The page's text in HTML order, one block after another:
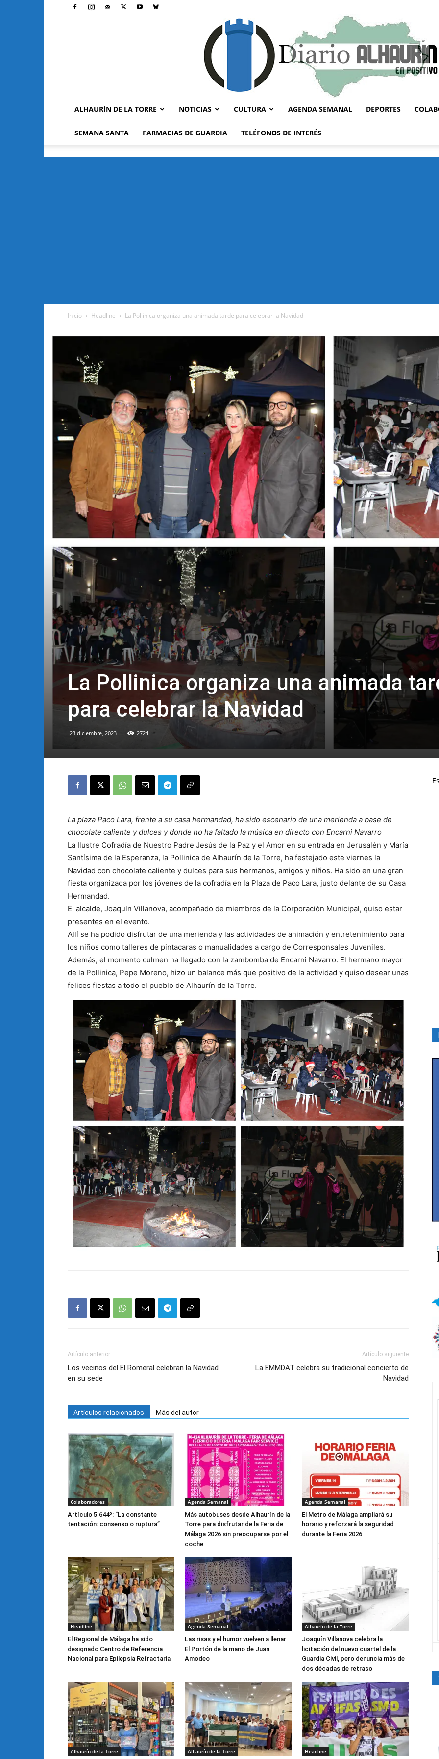
ALHAURÍN DE LA TORRE NOTICIAS CULTURA AGENDA SEMANAL DEPORTES
SEMANA SANTA FARMACIAS DE GUARDIA TELÉFONOS DE INTERÉS
Inicio Headline La Pollinica organiza una animada tarde para celebrar la Navidad
La Pollinica organiza una animada
para celebrar la Navidad
23 diciembre, 2023 2724
La plaza Paco Lara, frente a su casa hermandad, ha sido escenario de una merienda a base de
chocolate caliente y dulces y donde no ha faltado la música en directo con Encarni Navarro
La Ilustre Cofradía de Nuestro Padre Jesús de la Paz y el Amor en su entrada en Jerusalén y María
Santísima de la Esperanza, la Pollinica de Alhaurín de la Torre, ha festejado este viernes la
Navidad con chocolate caliente y dulces para sus hermanos, amigos y niños. Ha sido en una gran
fiesta organizada por los jóvenes de la cofradía en la Plaza de Paco Lara, justo delante de su Casa
Hermandad.
El alcalde, Joaquín Villanova, acompañado de miembros de la Corporación Municipal, quiso estar
presentes en el evento.
Allí se ha podido disfrutar de una merienda y las actividades de animación y entretenimiento para
los niños como talleres de pintacaras o manualidades a cargo de Corresponsales Juveniles.
Además, el momento culmen ha llegado con la zambomba de Encarni Navarro. El hermano mayor
de la Pollinica, Pepe Moreno, hizo un balance más que positivo de la actividad y quiso desear unas
felices fiestas a todo el pueblo de Alhaurín de la Torre.
Artículo anterior
Los vecinos del El Romeral celebran la Navidad
en su sede
Artículo siguiente
La EMMDAT celebra su tradicional concierto de
Navidad
Artículos relacionados Más del autor
Colaboradores
Artículo 5.644º: “La constante
tentación: consenso o ruptura”
Agenda Semanal
Más autobuses desde Alhaurín de la
Torre para disfrutar de la Feria de
Málaga 2026 sin preocuparse por el
coche
Agenda Semanal
El Metro de Málaga ampliará su
horario y reforzará la seguridad
durante la Feria 2026
Headline
El Regional de Málaga ha sido
designado Centro de Referencia
Nacional para Epilepsia Refractaria
Agenda Semanal
Las risas y el humor vuelven a llenar
El Portón de la mano de Juan
Amodeo
Alhaurín de la Torre
Joaquín Villanova celebra la
licitación del nuevo cuartel de la
Guardia Civil, pero denuncia más de
dos décadas de retraso
Alhaurín de la Torre Alhaurín de la Torre Headline